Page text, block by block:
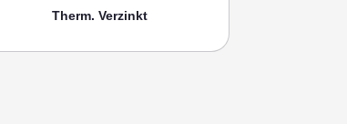
Therm. Verzinkt